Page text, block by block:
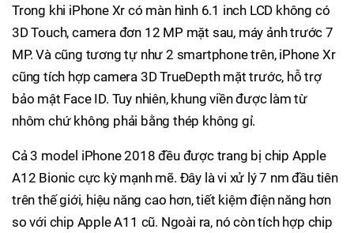
Trong khi iPhone Xr có màn hình 6.1 inch LCD không có
3D Touch, camera đơn 12 MP mặt sau, máy ảnh trước 7
MP. Và cũng tương tự như 2 smartphone trên, iPhone Xr
cũng tích hợp camera 3D TrueDepth mặt trước, hỗ trợ
bảo mật Face ID. Tuy nhiên, khung viền được làm từ
nhôm chứ không phải bằng thép không gỉ.
Cả 3 model iPhone 2018 đều được trang bị chip Apple
A12 Bionic cực kỳ mạnh mẽ. Đây là vi xử lý 7 nm đầu tiên
trên thế giới, hiệu năng cao hơn, tiết kiệm điện năng hơn
so với chip Apple A11 cũ. Ngoài ra, nó còn tích hợp chip